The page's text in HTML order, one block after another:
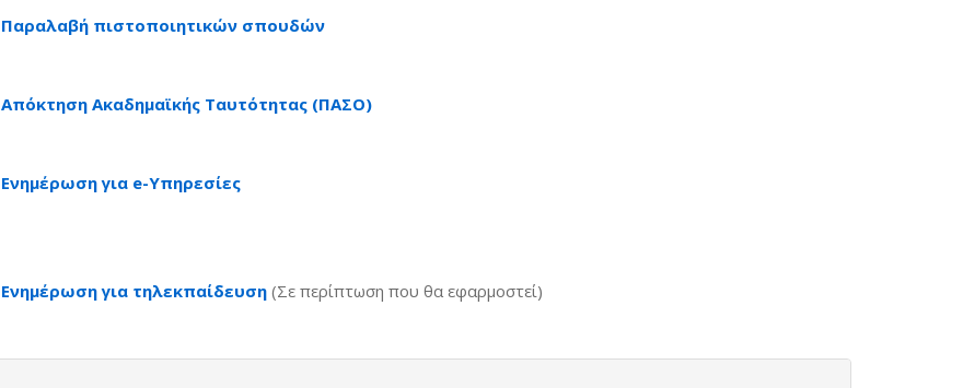
Παραλαβή πιστοποιητικών σπουδών
Απόκτηση Ακαδημαϊκής Ταυτότητας (ΠΑΣΟ)
Ενημέρωση για e-Υπηρεσίες
Ενημέρωση για τηλεκπαίδευση (Σε περίπτωση που θα εφαρμοστεί)